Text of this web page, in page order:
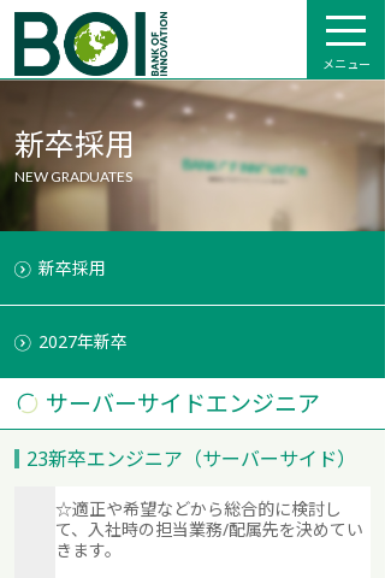
メニュー
新卒採用
NEW GRADUATES
新卒採用
2027年新卒
サーバーサイドエンジニア
23新卒エンジニア（サーバーサイド）
☆適正や希望などから総合的に検討し
て、入社時の担当業務/配属先を決めてい
きます。